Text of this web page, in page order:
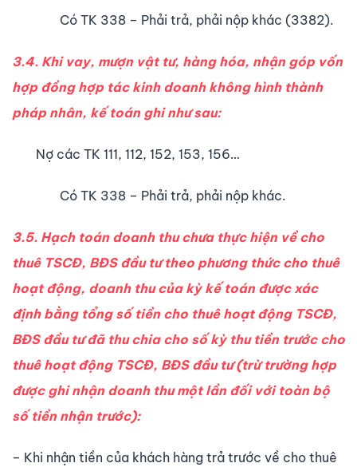
Có TK 338 – Phải trả, phải nộp khác (3382).
3.4. Khi vay, mượn vật tư, hàng hóa, nhận góp vốn
hợp đồng hợp tác kinh doanh không hình thành
pháp nhân, kế toán ghi như sau:
Nợ các TK 111, 112, 152, 153, 156…
Có TK 338 – Phải trả, phải nộp khác.
3.5. Hạch toán doanh thu chưa thực hiện về cho
thuê TSCĐ, BĐS đầu tư theo phương thức cho thuê
hoạt động, doanh thu của kỳ kế toán được xác
định bằng tổng số tiền cho thuê hoạt động TSCĐ,
BĐS đầu tư đã thu chia cho số kỳ thu tiền trước cho
thuê hoạt động TSCĐ, BĐS đầu tư (trừ trường hợp
được ghi nhận doanh thu một lần đối với toàn bộ
số tiền nhận trước):
– Khi nhận tiền của khách hàng trả tr­ước về cho thuê